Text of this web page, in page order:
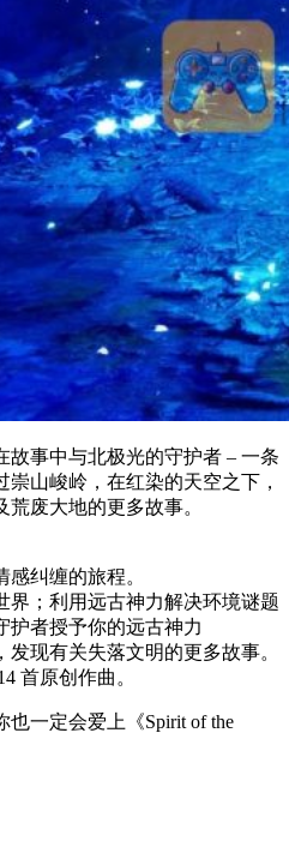
故事中与北极光的守护者 – 一条
山峻岭，在红染的天空之下，
废大地的更多故事。
纠缠的旅程。
界；利用远古神力解决环境谜题
护者授予你的远古神力
现有关失落文明的更多故事。
首原创作曲。
一定会爱上《Spirit of the